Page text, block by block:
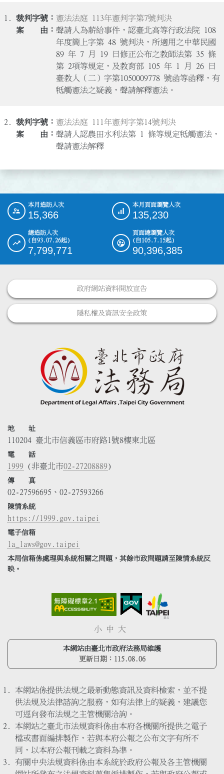
1.
憲法法庭 113年憲判字第7號判決
聲請人為薪給事件，認臺北高等行政法院 108
年度簡上字第 48 號判決，所適用之中華民國
89 年 7 月 19 日修正公布之教師法第 35 條
第 2項等規定，及教育部 105 年 1 月 26 日
臺教人（二）字第1050009778 號函等函釋，有
牴觸憲法之疑義，聲請解釋憲法。
2.
憲法法庭 111年憲判字第14號判決
聲請人認農田水利法第 1 條等規定牴觸憲法，
聲請憲法解釋
::: 本月造訪人次
15,366
本月頁面瀏覽人次
135,230
總造訪人次
(自93.07.26起)
7,799,771
頁面總瀏覽人次
(自105.7.15起)
90,396,385
政府網站資料開放宣告
隱私權及資訊安全政策
地 址
110204 臺北市信義區市府路1號8樓東北區
電 話
1999 (非臺北市02-27208889)
傳 真
02-27596695、02-27593266
陳情系統
https://1999.gov.taipei
電子信箱
la_laws@gov.taipei
本局信箱係處理與系統相關之問題，其餘市政問題請至陳情系統反
映。
小 中 大
本網站由臺北市政府法務局維護
更新日期： 115.08.06
本網站係提供法規之最新動態資訊及資料檢索，並不提
供法規及法律諮詢之服務，如有法律上的疑義，建議您
可逕向發布法規之主管機關洽詢。
本網站之臺北市法規資料係由本府各機關所提供之電子
檔或書面編排製作，若與本府公報之公布文字有所不
同，以本府公報刊載之資料為準。
有關中央法規資料係由本系統於政府公報及各主管機關